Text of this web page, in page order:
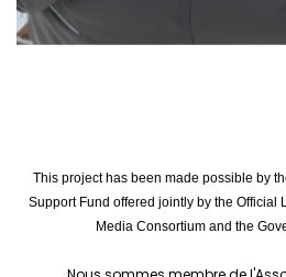
This project has been made possible by
Support Fund offered jointly by the Official
Media Consortium and the